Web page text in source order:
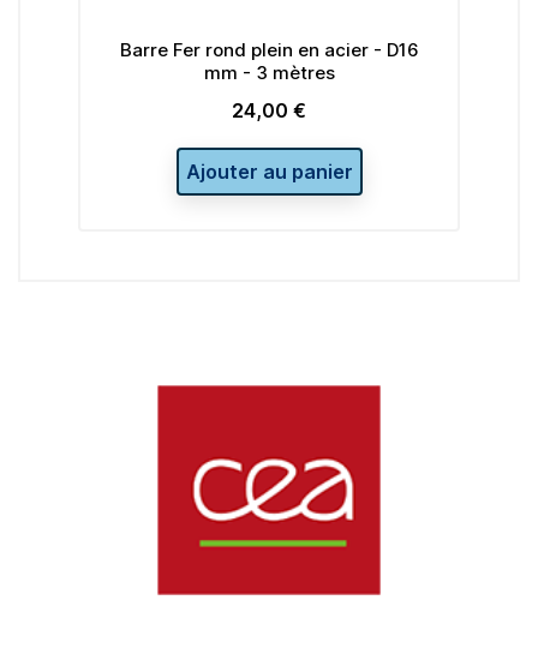
Barre Fer rond plein en acier - D16
mm - 3 mètres
Prix
24,00 €
Ajouter au panier